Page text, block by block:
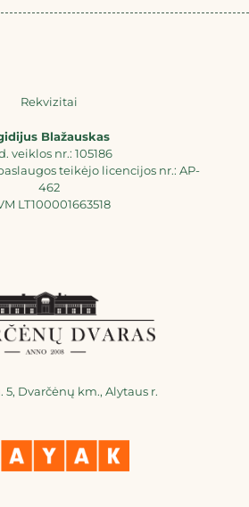
Rekvizitai
Blažauskas
veiklos nr.: 105186
teikėjo licencijos nr.: AP-
462
LT100001663518
5, Dvarčėnų km., Alytaus r.